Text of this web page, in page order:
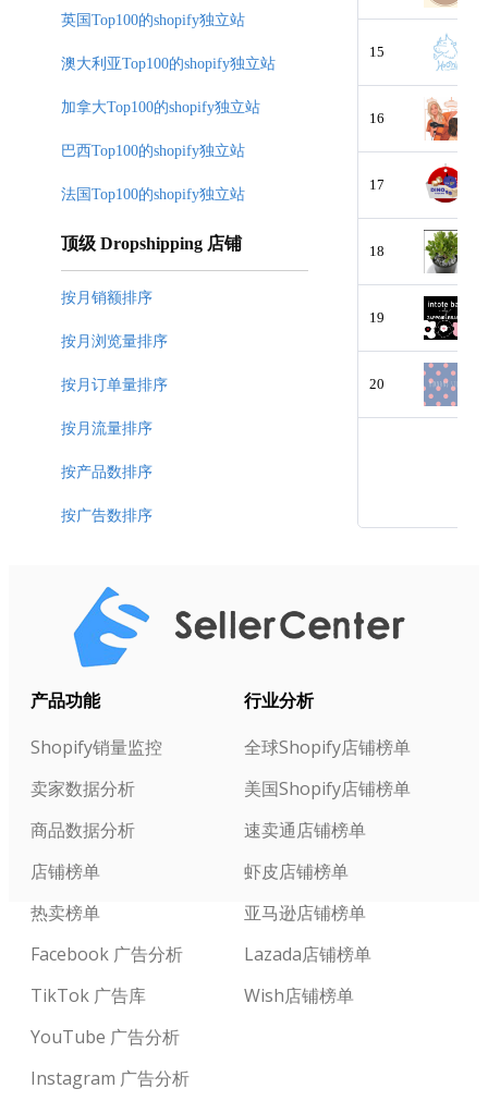
15
16
17
18
19
20
英国Top100的shopify独立站
澳大利亚Top100的shopify独立站
加拿大Top100的shopify独立站
巴西Top100的shopify独立站
法国Top100的shopify独立站
顶级 Dropshipping 店铺
按月销额排序
按月浏览量排序
按月订单量排序
按月流量排序
按产品数排序
按广告数排序
产品功能
Shopify销量监控
卖家数据分析
商品数据分析
店铺榜单
热卖榜单
Facebook 广告分析
TikTok 广告库
YouTube 广告分析
Instagram 广告分析
行业分析
全球Shopify店铺榜单
美国Shopify店铺榜单
速卖通店铺榜单
虾皮店铺榜单
亚马逊店铺榜单
Lazada店铺榜单
Wish店铺榜单